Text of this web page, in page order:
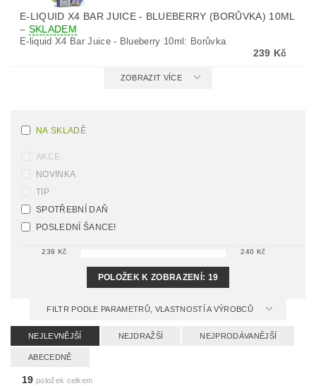
E-LIQUID X4 BAR JUICE - BLUEBERRY (BORŮVKA) 10ML
– SKLADEM
E-liquid X4 Bar Juice - Blueberry 10ml: Borůvka
239 Kč
ZOBRAZIT VÍCE
NA SKLADĚ
AKCE
NOVINKA
TIP
SPOTŘEBNÍ DAŇ
POSLEDNÍ ŠANCE!
239 Kč 240 Kč
POLOŽEK K ZOBRAZENÍ: 19
FILTR PODLE PARAMETRŮ, VLASTNOSTÍ A VÝROBCŮ
NEJLEVNĚJŠÍ NEJDRAŽŠÍ NEJPRODÁVANĚJŠÍ
ABECEDNĚ
19 položek celkem